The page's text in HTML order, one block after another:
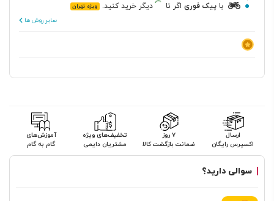
با پیک فوری اگر تا دیگر خرید کنید.
ویژه تهران
سایر روش ها
ارسال
اکسپرس رایگان
۷ روز
ضمانت بازگشت کالا
تخفیف‌های ویژه
مشتریان دایمی
آموزش‌های
گام به گام
سوالی دارید؟